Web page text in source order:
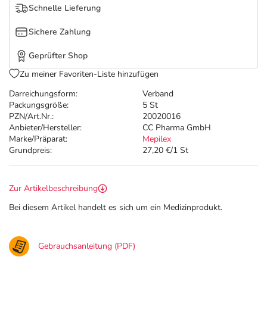
Tierapotheke
Vitamine & Mineralstoffe
Marken
Salus Deals
Darreichungsform:
Verband
Packungsgröße:
5 St
PZN/Art.Nr.:
20020016
Anbieter/Hersteller:
CC Pharma GmbH
Marke/Präparat:
Mepilex
Grundpreis:
27,20 €/1 St
Schnelle Lieferung
Sichere Zahlung
Geprüfter Shop
Zu meiner Favoriten-Liste hinzufügen
Zur Artikelbeschreibung
Bei diesem Artikel handelt es sich um ein Medizinprodukt.
Gebrauchsanleitung (PDF)